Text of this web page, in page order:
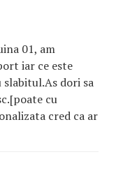
01, am
iar ce este
dori sa
cu
cred ca ar